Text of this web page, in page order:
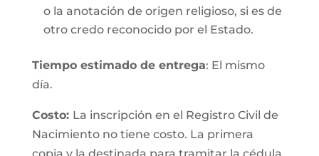
o la anotación de origen religioso, si es de
otro credo reconocido por el Estado.
Tiempo estimado de entrega: El mismo
día.
Costo: La inscripción en el Registro Civil de
Nacimiento no tiene costo. La primera